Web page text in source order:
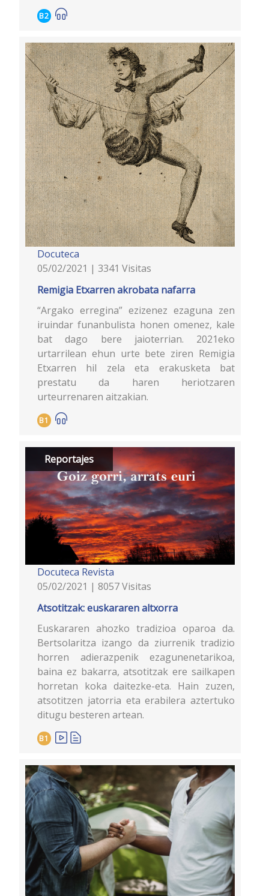
B2
Docuteca
05/02/2021 | 3341 Visitas
Remigia Etxarren akrobata nafarra
“Argako erregina” ezizenez ezaguna zen
iruindar funanbulista honen omenez, kale
bat dago bere jaioterrian. 2021eko
urtarrilean ehun urte bete ziren Remigia
Etxarren hil zela eta erakusketa bat
prestatu da haren heriotzaren
urteurrenaren aitzakian.
B1
Reportajes
Docuteca Revista
05/02/2021 | 8057 Visitas
Atsotitzak: euskararen altxorra
Euskararen ahozko tradizioa oparoa da.
Bertsolaritza izango da ziurrenik tradizio
horren adierazpenik ezagunenetarikoa,
baina ez bakarra, atsotitzak ere sailkapen
horretan koka daitezke-eta. Hain zuzen,
atsotitzen jatorria eta erabilera aztertuko
ditugu besteren artean.
B1